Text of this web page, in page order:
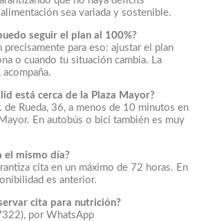
sea variada y sostenible.
seguir el plan al 100%?
precisamente para eso: ajustar el plan
o cuando tu situación cambia. La
está cerca de la Plaza Mayor?
de Rueda, 36, a menos de 10 minutos en
En autobús o bici también es muy
el mismo día?
cita en un máximo de 72 horas. En
es anterior.
cita para nutrición?
por WhatsApp